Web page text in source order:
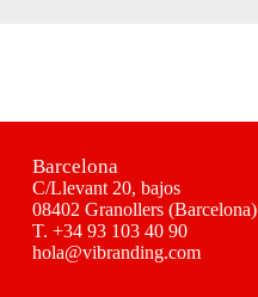
Barcelona
C/Llevant 20, bajos
08402 Granollers (Barcelona)
T. +34 93 103 40 90
hola@vibranding.com